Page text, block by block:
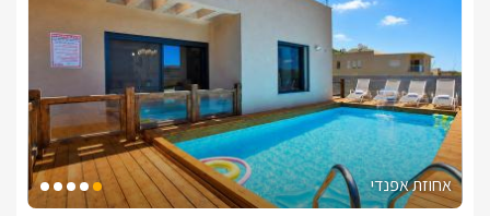
אחוזת אפנדי